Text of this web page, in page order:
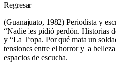
Regresar
(Guanajuato, 1982) Periodista y
“Nadie les pidió perdón. Historias
y “La Tropa. Por qué mata un
tensiones entre el horror y la
espacios de escucha.